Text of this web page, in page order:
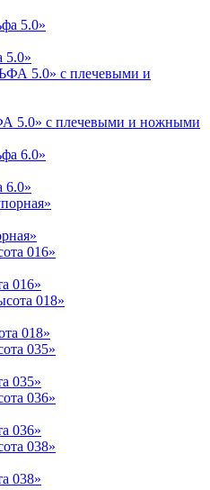
5.0»
5.0» с плечевыми и ножными
6.0»
016»
018»
035»
036»
038»